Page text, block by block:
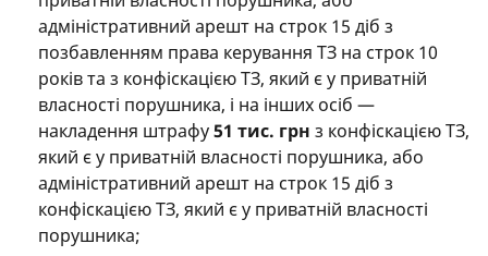
адміністративний арешт на строк 15 діб з
позбавленням права керування ТЗ на строк 10
років та з конфіскацією ТЗ, який є у приватній
власності порушника, і на інших осіб —
накладення штрафу51 тис. грн з конфіскацією ТЗ,
який є у приватній власності порушника, або
адміністративний арешт на строк 15 діб з
конфіскацією ТЗ, який є у приватній власності
порушника;